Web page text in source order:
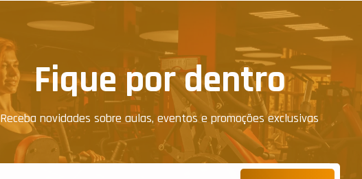
Fique por dentro
Receba novidades sobre aulas, eventos e promoções exclusivas